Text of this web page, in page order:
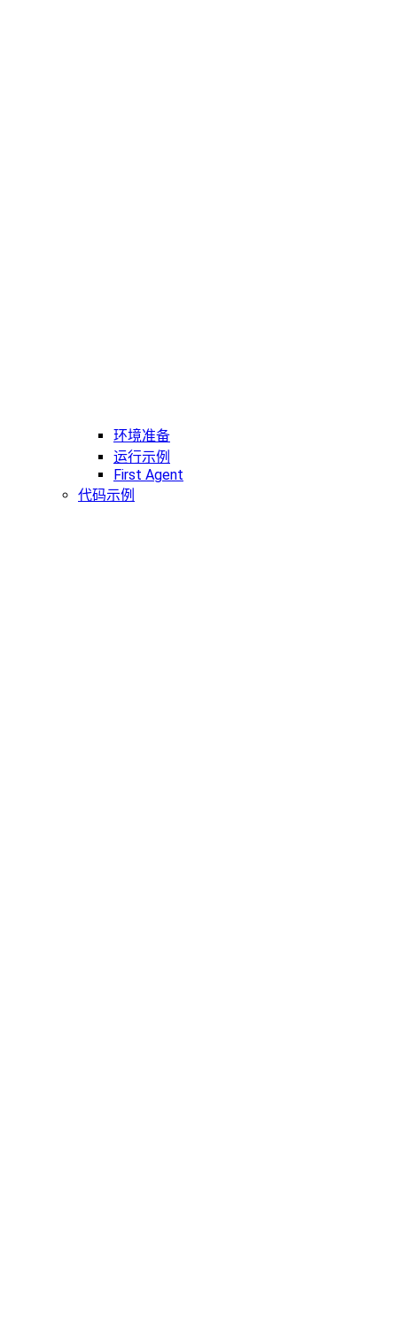
环境准备
运行示例
First Agent
代码示例